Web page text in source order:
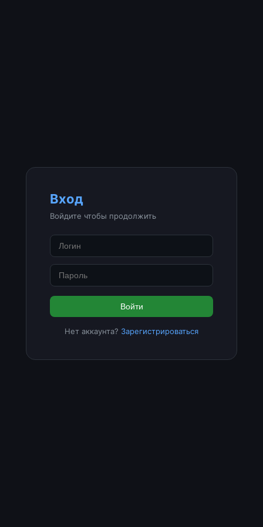
Вход
Войдите чтобы продолжить
Войти
Нет аккаунта? Зарегистрироваться